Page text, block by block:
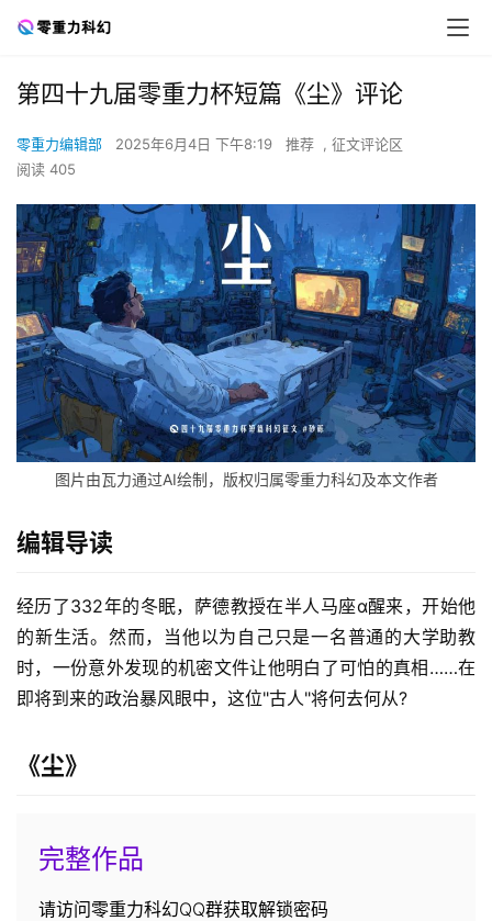
第四十九届零重力杯短篇《尘》评论
零重力编辑部 2025年6月4日 下午8:19 推荐 , 征文评论区
阅读 405
图片由瓦力通过AI绘制，版权归属零重力科幻及本文作者
编辑导读
经历了332年的冬眠，萨德教授在半人马座α醒来，开始他
的新生活。然而，当他以为自己只是一名普通的大学助教
时，一份意外发现的机密文件让他明白了可怕的真相……在
即将到来的政治暴风眼中，这位"古人"将何去何从?
《尘》
完整作品
请访问零重力科幻QQ群获取解锁密码